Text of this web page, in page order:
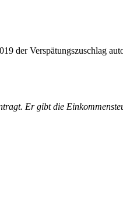
der Verspätungszuschlag
Er gibt die